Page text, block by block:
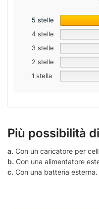
5 stelle
4 stelle
3 stelle
2 stelle
1 stella
Più possibilità
a. Con un caricatore per
b. Con una alimentatore
c. Con una batteria esterna.